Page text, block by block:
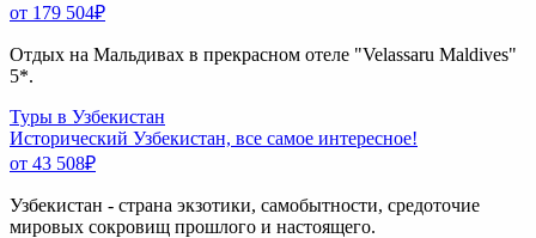
от 179 504₽
Отдых на Мальдивах в прекрасном отеле "Velassaru Maldives"
5*.
Туры в Узбекистан
Исторический Узбекистан, все самое интересное!
от 43 508₽
Узбекистан - страна экзотики, самобытности, средоточие
мировых сокровищ прошлого и настоящего.